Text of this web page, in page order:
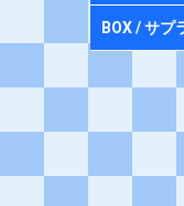
BOX / サプ